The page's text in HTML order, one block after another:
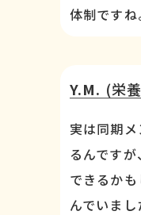
体制ですね
Y.M. (栄
実は同期
るんです
できるか
んでいまし